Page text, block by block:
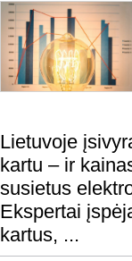
Lietuvoje
kartu – ir
susietus
Ekspertai
kartus, ...